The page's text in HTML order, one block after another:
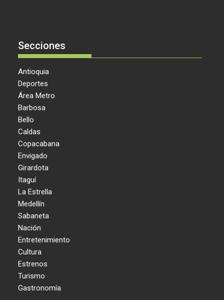
Secciones
Antioquia
Deportes
Área Metro
Barbosa
Bello
Caldas
Copacabana
Envigado
Girardota
Itaguí
La Estrella
Medellín
Sabaneta
Nación
Entretenimiento
Cultura
Estrenos
Turismo
Gastronomía